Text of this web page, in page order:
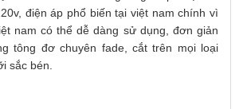
điện áp phổ biến tại việt nam chính vì
nam có thể dễ dàng sử dụng, đơn giản
tông đơ chuyên fade, cắt trên mọi loại
sắc bén.